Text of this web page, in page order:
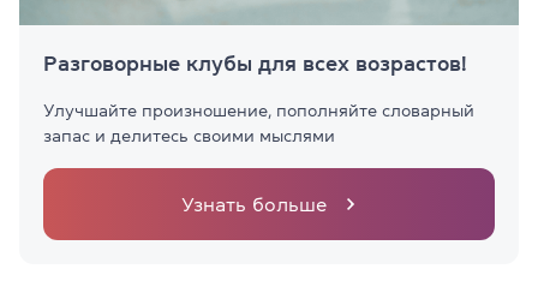
Разговорные клубы для всех возрастов!
Улучшайте произношение, пополняйте словарный
запас и делитесь своими мыслями
Узнать больше